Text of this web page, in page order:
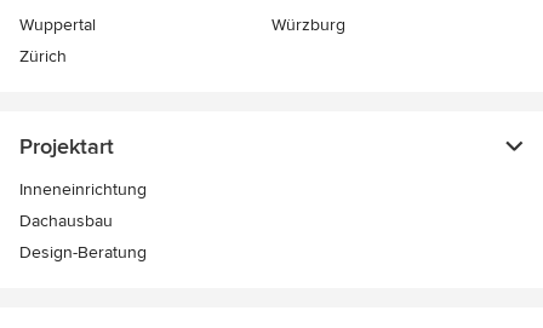
Wuppertal
Würzburg
Zürich
Projektart
Inneneinrichtung
Dachausbau
Design-Beratung